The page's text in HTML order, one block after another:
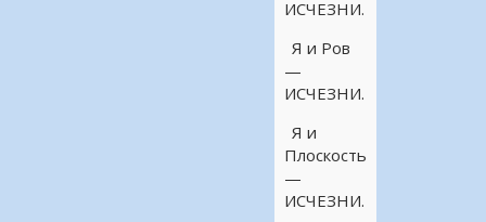
ИСЧЕЗНИ.
Я и Ров
—
ИСЧЕЗНИ.
Я и
Плоскость
—
ИСЧЕЗНИ.